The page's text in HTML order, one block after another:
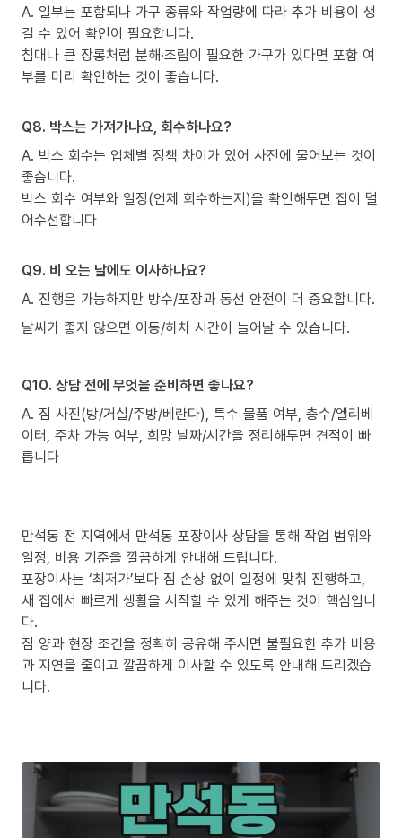
A. 일부는 포함되나 가구 종류와 작업량에 따라 추가 비용이 생
길 수 있어 확인이 필요합니다.
침대나 큰 장롱처럼 분해·조립이 필요한 가구가 있다면 포함 여
부를 미리 확인하는 것이 좋습니다.
Q8. 박스는 가져가나요, 회수하나요?
A. 박스 회수는 업체별 정책 차이가 있어 사전에 물어보는 것이
좋습니다.
박스 회수 여부와 일정(언제 회수하는지)을 확인해두면 집이 덜
어수선합니다
Q9. 비 오는 날에도 이사하나요?
A. 진행은 가능하지만 방수/포장과 동선 안전이 더 중요합니다.
날씨가 좋지 않으면 이동/하차 시간이 늘어날 수 있습니다.
Q10. 상담 전에 무엇을 준비하면 좋나요?
A. 짐 사진(방/거실/주방/베란다), 특수 물품 여부, 층수/엘리베
이터, 주차 가능 여부, 희망 날짜/시간을 정리해두면 견적이 빠
릅니다
만석동 전 지역에서 만석동 포장이사 상담을 통해 작업 범위와
일정, 비용 기준을 깔끔하게 안내해 드립니다.
포장이사는 ‘최저가’보다 짐 손상 없이 일정에 맞춰 진행하고,
새 집에서 빠르게 생활을 시작할 수 있게 해주는 것이 핵심입니
다.
짐 양과 현장 조건을 정확히 공유해 주시면 불필요한 추가 비용
과 지연을 줄이고 깔끔하게 이사할 수 있도록 안내해 드리겠습
니다.